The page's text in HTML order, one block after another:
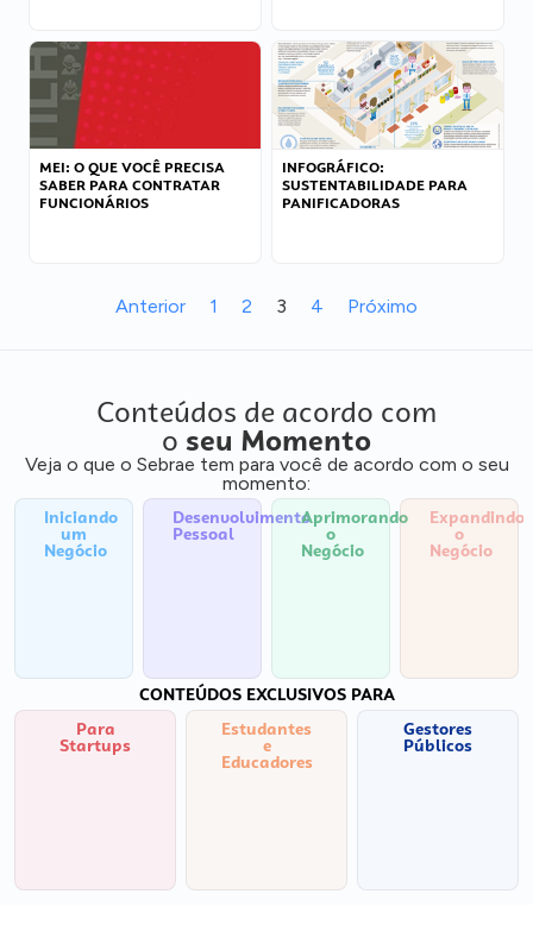
MEI: O QUE VOCÊ PRECISA
SABER PARA CONTRATAR
FUNCIONÁRIOS
INFOGRÁFICO:
SUSTENTABILIDADE PARA
PANIFICADORAS
Anterior 1 2 3 4 Próximo
Conteúdos de acordo com
o seu Momento
Veja o que o Sebrae tem para você de acordo com o seu
momento:
Iniciando
um
Negócio
Desenvolvimento
Pessoal
Aprimorando
o
Negócio
Expandindo
o
Negócio
CONTEÚDOS EXCLUSIVOS PARA
Para
Startups
Estudantes
e
Educadores
Gestores
Públicos